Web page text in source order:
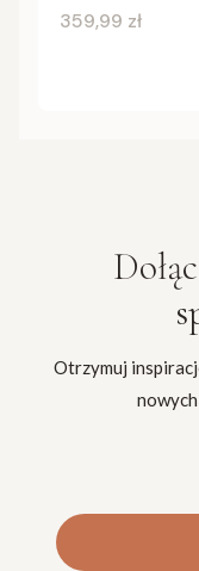
Cena
359,99 zł
Otrzymuj